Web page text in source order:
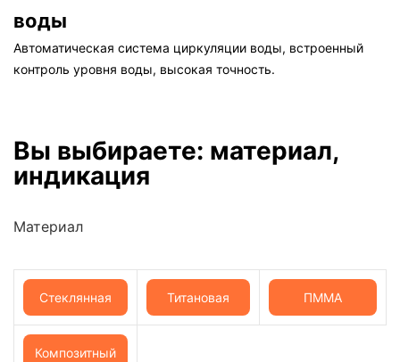
воды
Автоматическая система циркуляции воды, встроенный
контроль уровня воды, высокая точность.
Вы выбираете: материал,
индикация
Материал
Стеклянная
Керамика
Титановая ПММА
Композитный